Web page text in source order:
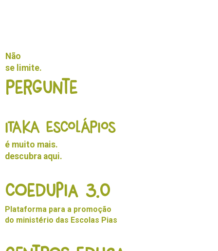
Não
se limite.
Pergunte
ITAKA ESCOLÁPIOS
é muito mais.
descubra aqui.
Coedupia 3.0
Plataforma para a promoção
do ministério das Escolas Pias